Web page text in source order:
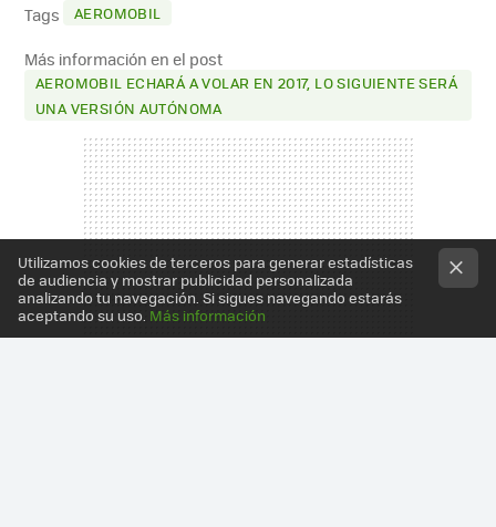
Tags AEROMOBIL
Más información en el post
AEROMOBIL ECHARÁ A VOLAR EN 2017, LO SIGUIENTE SERÁ
UNA VERSIÓN AUTÓNOMA
Utilizamos cookies de terceros para generar estadísticas
de audiencia y mostrar publicidad personalizada
analizando tu navegación. Si sigues navegando estarás
aceptando su uso. Más información